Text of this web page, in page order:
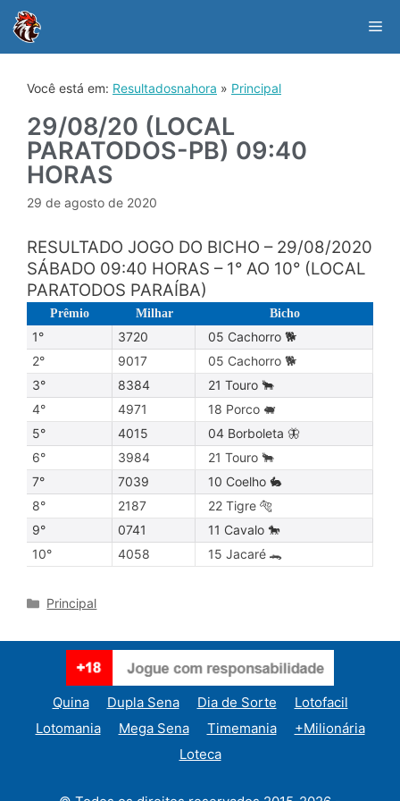
content
Você está em: Resultadosnahora » Principal
29/08/20 (LOCAL
PARATODOS-PB) 09:40
HORAS
29 de agosto de 2020
RESULTADO JOGO DO BICHO – 29/08/2020
SÁBADO 09:40 HORAS – 1° AO 10° (LOCAL
PARATODOS PARAÍBA)
Prêmio Milhar Bicho
1° 3720
05 Cachorro 🐕
2°
9017
05 Cachorro 🐕
3°
8384
21 Touro 🐂
4°
4971
18 Porco 🐖
5°
4015
04 Borboleta 🦋
6°
3984
21 Touro 🐂
7°
7039
10 Coelho 🐇
8°
2187
22 Tigre 🐅
9°
0741
11 Cavalo 🐎
10°
4058 15 Jacaré 🐊
Categories
Principal
Quina Dupla Sena Dia de Sorte
Lotofacil
Lotomania
Mega Sena Timemania
+Milionária
Loteca